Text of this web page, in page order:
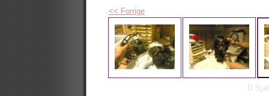
<< Forrige
D